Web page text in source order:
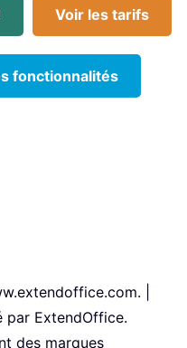
Voir les tarifs
fonctionnalités
|
par ExtendOffice.
des marques